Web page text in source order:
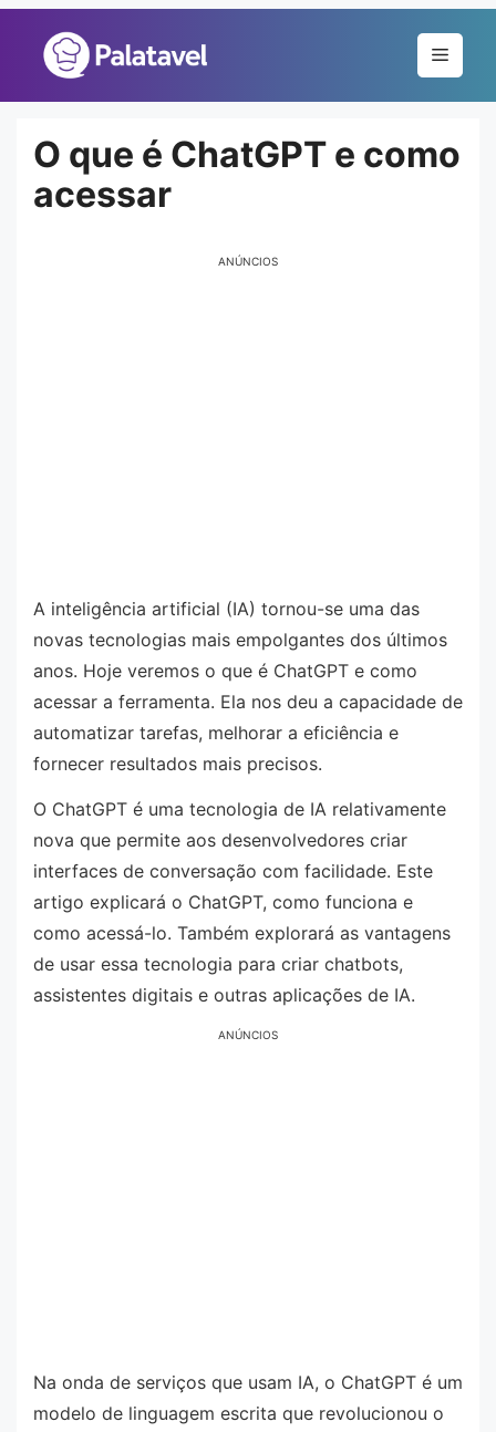
conteúdo
Menu
O que é ChatGPT e como
acessar
ANÚNCIOS
A inteligência artificial (IA) tornou-se uma das
novas tecnologias mais empolgantes dos últimos
anos. Hoje veremos o que é ChatGPT e como
acessar a ferramenta. Ela nos deu a capacidade de
automatizar tarefas, melhorar a eficiência e
fornecer resultados mais precisos.
O ChatGPT é uma tecnologia de IA relativamente
nova que permite aos desenvolvedores criar
interfaces de conversação com facilidade. Este
artigo explicará o ChatGPT, como funciona e
como acessá-lo. Também explorará as vantagens
de usar essa tecnologia para criar chatbots,
assistentes digitais e outras aplicações de IA.
ANÚNCIOS
Na onda de serviços que usam IA, o ChatGPT é um
modelo de linguagem escrita que revolucionou o